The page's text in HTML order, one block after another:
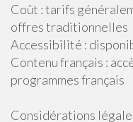
Coût : tarifs
offres traditionnelles
Accessibilité :
Contenu français :
programmes français
Considérations